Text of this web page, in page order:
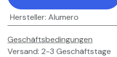
Hersteller: Alumero
Geschäftsbedingungen
Versand: 2-3 Geschäftstage